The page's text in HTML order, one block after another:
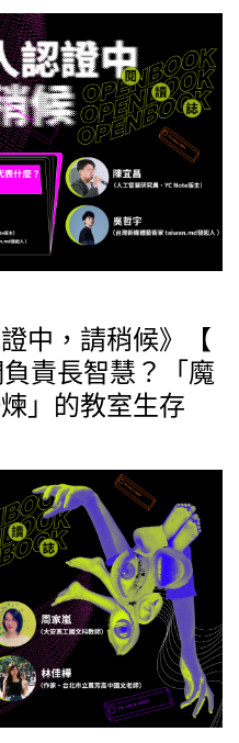
中，請稍候》【
責長智慧？「魔
」的教室生存